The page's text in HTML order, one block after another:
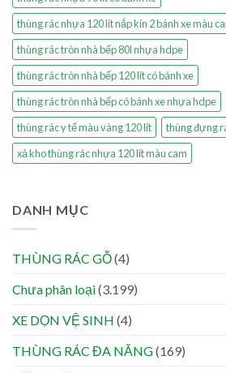
thùng rác nhựa 120 lít nắp kín 2 bánh xe màu
thùng rác tròn nhà bếp 80l nhựa hdpe
thùng rác tròn nhà bếp 120 lít có bánh xe
thùng rác tròn nhà bếp có bánh xe nhựa hdpe
thùng rác y tế màu vàng 120 lít
thùng đựng
xả kho thùng rác nhựa 120 lít màu cam
DANH MỤC
THÙNG RÁC GỖ(4)
Chưa phân loại(3.199)
XE DỌN VỆ SINH (4)
THÙNG RÁC ĐA NĂNG(169)